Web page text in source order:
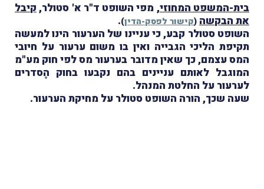
בית-המשפט המחוזי, מפי השופט ד"ר א' סטולר,קיבל
את הבקשה(קישור לפסק-הדין)
.
השופט סטולר קבע, כי עניינו של הערעור הינו למעשה
תקיפת הליכי הגבייה ואין בו משום ערעור על חיובי
המס עצמם, כך שאין מדובר בערעור מס לפי חוק מע"מ
המוגבל לאותם עניינים בהם נקבעו בחוק הֶסדרים
לערעור על החלטת המנהל.
שעה שכך, הורה השופט סטולר על מחיקת הערעור.